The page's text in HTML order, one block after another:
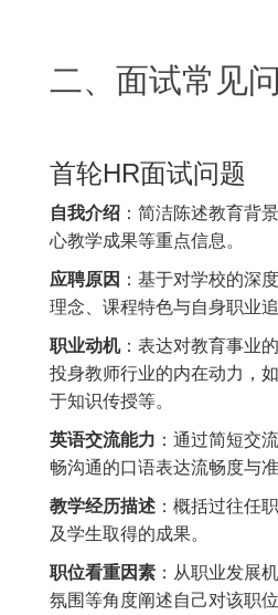
二、面试常见
首轮HR面试问题
自我介绍 ：简洁陈述教育背
心教学成果等重点信息。
应聘原因 ：基于对学校的深
理念、课程特色与自身职业
职业动机：表达对教育事业
投身教师行业的内在动力，
于知识传授等。
英语交流能力 ：通过简短交
畅沟通的口语表达流畅度与准
教学经历描述 ：概括过往任
及学生取得的成果。
职位看重因素 ：从职业发展
氛围等角度阐述自己对该职